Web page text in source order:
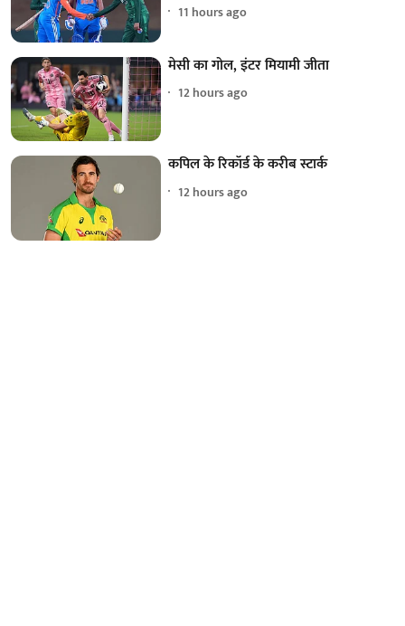
11 hours ago
मेसी का गोल, इंटर मियामी जीता
12 hours ago
कपिल के रिकॉर्ड के करीब स्टार्क
12 hours ago